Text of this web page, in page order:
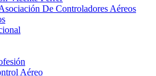
De Controladores Aéreos
Aéreo